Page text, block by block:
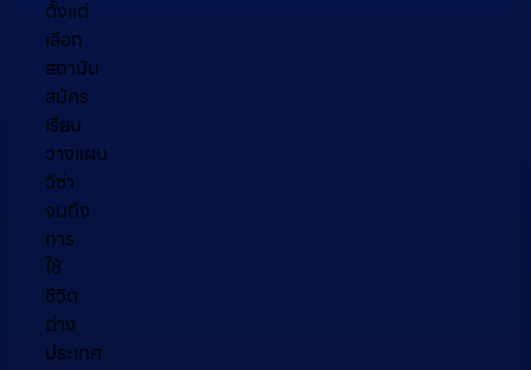
ตั้งแต่
เลือก
สถาบัน
สมัคร
เรียน
วางแผน
วีซ่า
จนถึง
การ
ใช้
ชีวิต
ต่าง
ประเทศ